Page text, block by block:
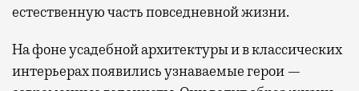
естественную часть повседневной жизни.
На фоне усадебной архитектуры и в классических
интерьерах появились узнаваемые герои —